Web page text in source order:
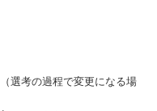
選考の過程で変更になる場